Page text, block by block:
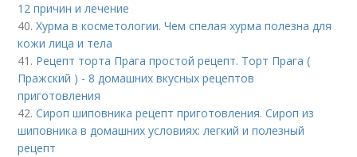
12 причин и лечение
40.Хурма в косметологии. Чем спелая хурма полезна для
кожи лица и тела
41. Рецепт торта Прага простой рецепт. Торт Прага (
Пражский ) - 8 домашних вкусных рецептов
приготовления
42.Сироп шиповника рецепт приготовления. Сироп из
шиповника в домашних условиях: легкий и полезный
рецепт